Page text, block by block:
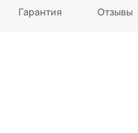
Гарантия Отзывы